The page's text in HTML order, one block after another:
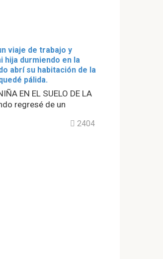
viaje de trabajo y
hija durmiendo en la
abrí su habitación de la
pálida.
EN EL SUELO DE LA
regresé de un
2404